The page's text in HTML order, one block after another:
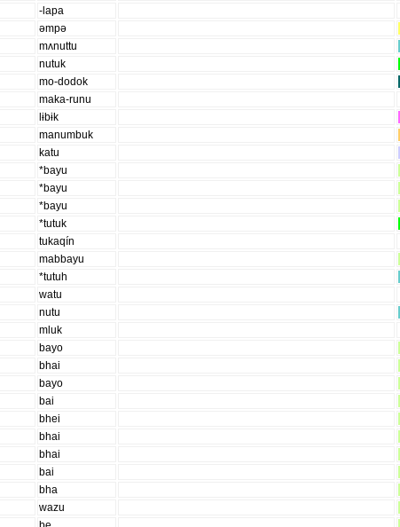
-lapa
əmpə
mʌnuttu
nutuk
mo-dodok
maka-runu
lɨbɨk
manumbuk
katu
*bayu
*bayu
*bayu
*tutuk
tukaqín
mabbayu
*tutuh
watu
nutu
mluk
bayo
bhai
bayo
bai
bhei
bhai
bhai
bai
bha
wazu